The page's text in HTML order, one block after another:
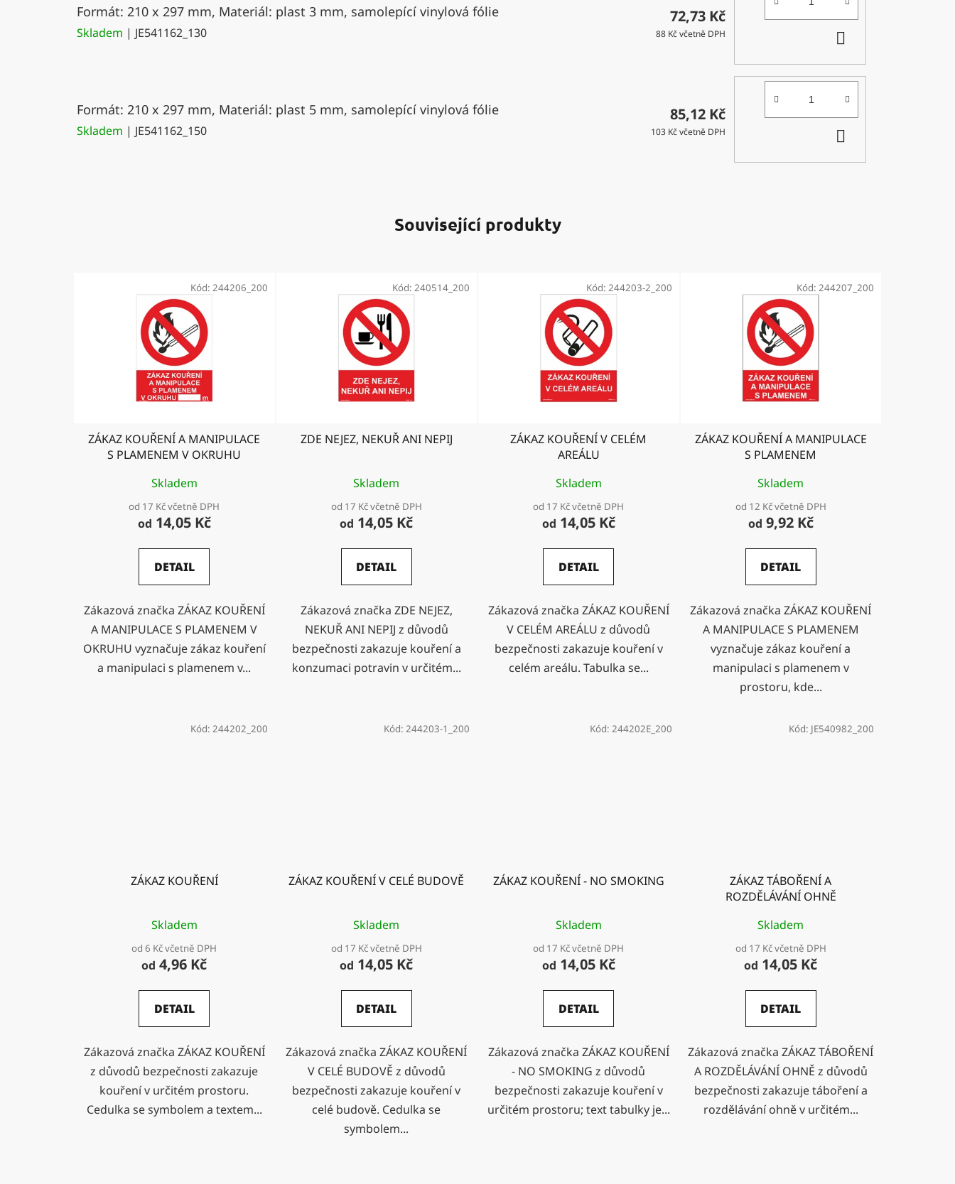
Formát: 210 x 297 mm, Materiál: plast 3 mm, samolepící vinylová fólie
Skladem | JE541162_130
72,73 Kč
88 Kč včetně DPH
KOŠÍKU
Formát: 210 x 297 mm, Materiál: plast 5 mm, samolepící vinylová fólie
Skladem | JE541162_150
85,12 Kč
103 Kč včetně DPH
KOŠÍKU
Související produkty
ZÁKAZ KOUŘENÍ A MANIPULACE
S PLAMENEM V OKRUHU
Skladem
od 17 Kč včetně DPH
od 14,05 Kč
DETAIL
Zákazová značka ZÁKAZ KOUŘENÍ
A MANIPULACE S PLAMENEM V
OKRUHU vyznačuje zákaz kouření
a manipulaci s plamenem v...
Kód: 244206_200
ZDE NEJEZ, NEKUŘ ANI NEPIJ
Skladem
od 17 Kč včetně DPH
od 14,05 Kč
DETAIL
Zákazová značka ZDE NEJEZ,
NEKUŘ ANI NEPIJ z důvodů
bezpečnosti zakazuje kouření a
konzumaci potravin v určitém...
Kód: 240514_200
ZÁKAZ KOUŘENÍ V CELÉM
AREÁLU
Skladem
od 17 Kč včetně DPH
od 14,05 Kč
DETAIL
Zákazová značka ZÁKAZ KOUŘENÍ
V CELÉM AREÁLU z důvodů
bezpečnosti zakazuje kouření v
celém areálu. Tabulka se...
Kód: 244203-2_200
ZÁKAZ KOUŘENÍ A MANIPULACE
S PLAMENEM
Skladem
od 12 Kč včetně DPH
od 9,92 Kč
DETAIL
Zákazová značka ZÁKAZ KOUŘENÍ
A MANIPULACE S PLAMENEM
vyznačuje zákaz kouření a
manipulaci s plamenem v
prostoru, kde...
Kód: 244207_200
ZÁKAZ KOUŘENÍ
Skladem
od 6 Kč včetně DPH
od 4,96 Kč
DETAIL
Zákazová značka ZÁKAZ KOUŘENÍ
z důvodů bezpečnosti zakazuje
kouření v určitém prostoru.
Cedulka se symbolem a textem...
Kód: 244202_200
ZÁKAZ KOUŘENÍ V CELÉ BUDOVĚ
Skladem
od 17 Kč včetně DPH
od 14,05 Kč
DETAIL
Zákazová značka ZÁKAZ KOUŘENÍ
V CELÉ BUDOVĚ z důvodů
bezpečnosti zakazuje kouření v
celé budově. Cedulka se
symbolem...
Kód: 244203-1_200
ZÁKAZ KOUŘENÍ - NO SMOKING
Skladem
od 17 Kč včetně DPH
od 14,05 Kč
DETAIL
Zákazová značka ZÁKAZ KOUŘENÍ
- NO SMOKING z důvodů
bezpečnosti zakazuje kouření v
určitém prostoru; text tabulky je...
Kód: 244202E_200
ZÁKAZ TÁBOŘENÍ A
ROZDĚLÁVÁNÍ OHNĚ
Skladem
od 17 Kč včetně DPH
od 14,05 Kč
DETAIL
Zákazová značka ZÁKAZ TÁBOŘENÍ
A ROZDĚLÁVÁNÍ OHNĚ z důvodů
bezpečnosti zakazuje táboření a
rozdělávání ohně v určitém...
Kód: JE540982_200